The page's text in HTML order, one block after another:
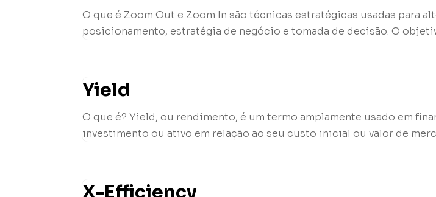
O que é Zoom Out e Zoom In são técnicas estratégicas usadas para
posicionamento, estratégia de negócio e tomada de decisão. O
Yield
O que é? Yield, ou rendimento, é um termo amplamente usado em
investimento ou ativo em relação ao seu custo inicial ou valor de
X-Efficiency